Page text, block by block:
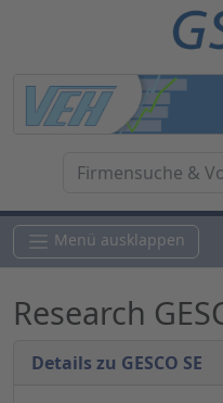
Menü ausklappen
Research
Details zu GESCO SE